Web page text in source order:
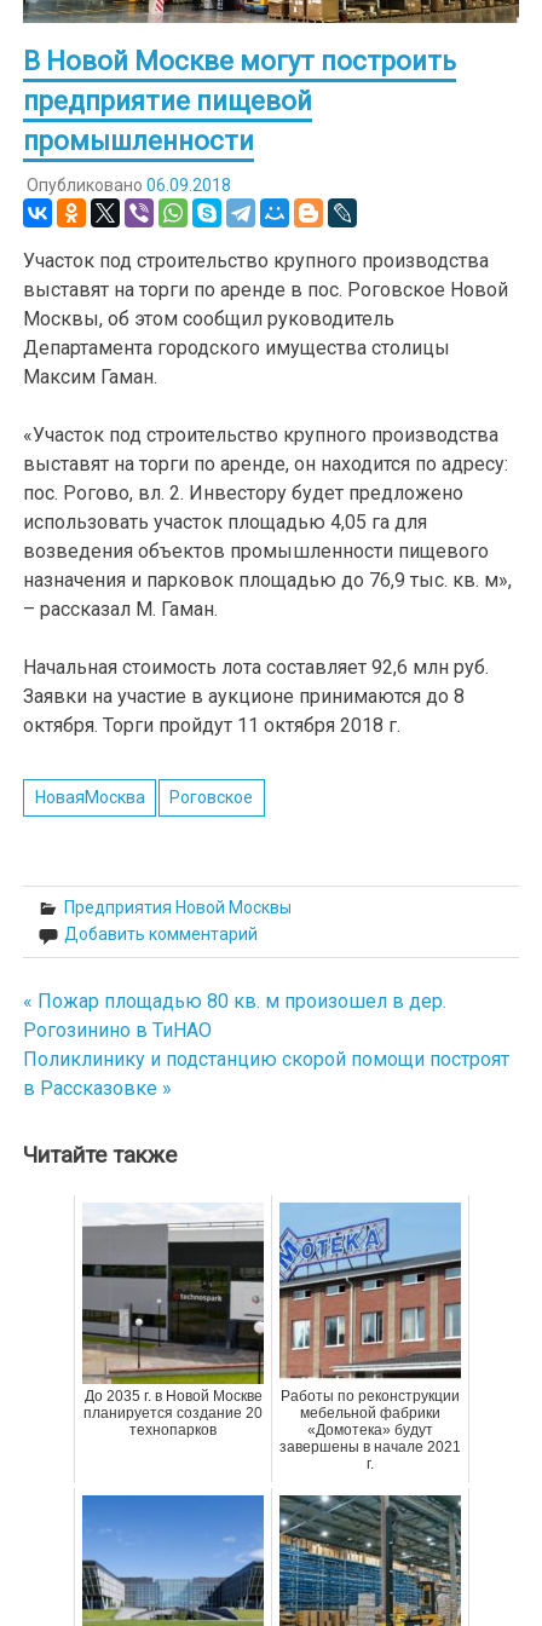
В Новой Москве могут построить
предприятие пищевой
промышленности
Опубликовано 06.09.2018
Участок под строительство крупного производства
выставят на торги по аренде в пос. Роговское Новой
Москвы, об этом сообщил руководитель
Департамента городского имущества столицы
Максим Гаман.
«Участок под строительство крупного производства
выставят на торги по аренде, он находится по адресу:
пос. Рогово, вл. 2. Инвестору будет предложено
использовать участок площадью 4,05 га для
возведения объектов промышленности пищевого
назначения и парковок площадью до 76,9 тыс. кв. м»,
– рассказал М. Гаман.
Начальная стоимость лота составляет 92,6 млн руб.
Заявки на участие в аукционе принимаются до 8
октября. Торги пройдут 11 октября 2018 г.
НоваяМосква Роговское
Предприятия Новой Москвы
Добавить комментарий
Навигация
по
записям
« Пожар площадью 80 кв. м произошел в дер.
Рогозинино в ТиНАО
Поликлинику и подстанцию скорой помощи построят
в Рассказовке »
Читайте также
До 2035 г. в Новой Москве
планируется создание 20
технопарков
Работы по реконструкции
мебельной фабрики
«Домотека» будут
завершены в начале 2021
г.